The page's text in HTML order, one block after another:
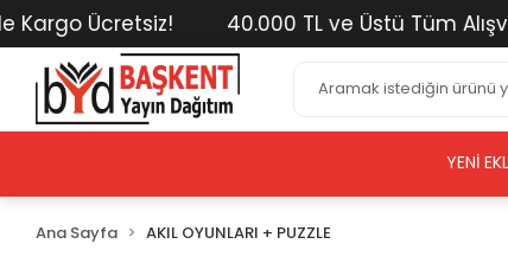
Ücretsiz! 40.000 TL ve Üstü Tüm
YENI
Ana Sayfa AKIL OYUNLARI + PUZZLE